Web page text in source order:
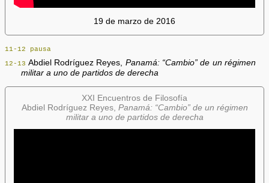
19 de marzo de 2016
11-12 pausa
12-13 Abdiel Rodríguez Reyes, Panamá: “Cambio” de un régimen
militar a uno de partidos de derecha
XXI Encuentros de Filosofía
Abdiel Rodríguez Reyes, Panamá: “Cambio” de un régimen
militar a uno de partidos de derecha